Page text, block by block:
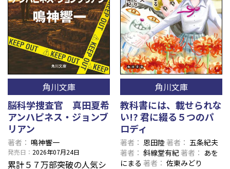
角川文庫
脳科学捜査官 真田夏希
アンハピネス・ジョンブ
リアン
著者 鳴神響一
発売日 2026年07月24日
累計５７万部突破の人気シ
角川文庫
教科書には、載せられな
い!? 君に綴る５つのパ
ロディ
著者 恩田陸著者
五条紀夫
著者
斜線堂有紀著者
あを
にまる 著者 佐東みどり